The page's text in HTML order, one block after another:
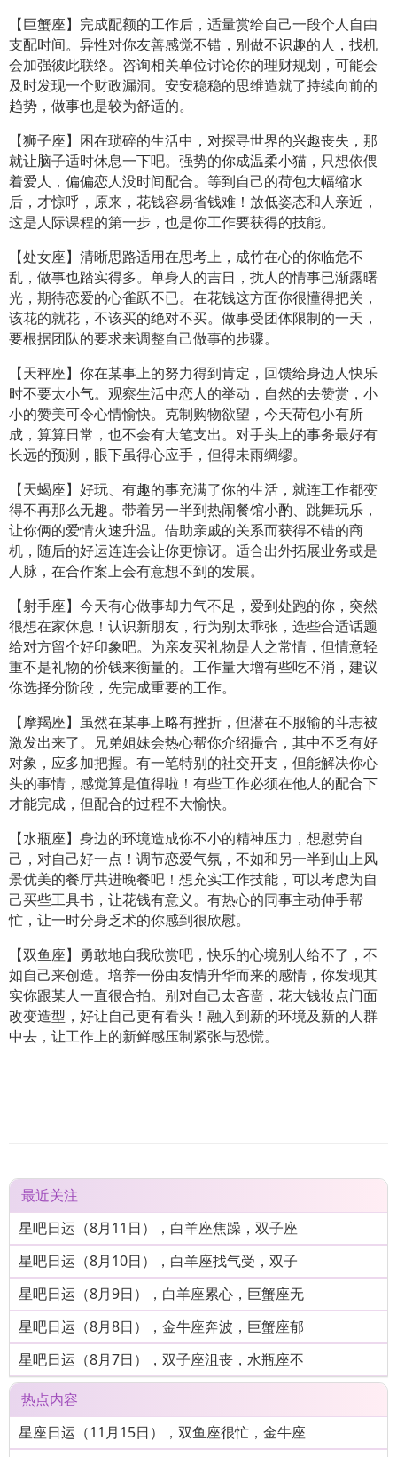
【巨蟹座】完成配额的工作后，适量赏给自己一段个人自由
支配时间。异性对你友善感觉不错，别做不识趣的人，找机
会加强彼此联络。咨询相关单位讨论你的理财规划，可能会
及时发现一个财政漏洞。安安稳稳的思维造就了持续向前的
趋势，做事也是较为舒适的。
【狮子座】困在琐碎的生活中，对探寻世界的兴趣丧失，那
就让脑子适时休息一下吧。强势的你成温柔小猫，只想依偎
着爱人，偏偏恋人没时间配合。等到自己的荷包大幅缩水
后，才惊呼，原来，花钱容易省钱难！放低姿态和人亲近，
这是人际课程的第一步，也是你工作要获得的技能。
【处女座】清晰思路适用在思考上，成竹在心的你临危不
乱，做事也踏实得多。单身人的吉日，扰人的情事已渐露曙
光，期待恋爱的心雀跃不已。在花钱这方面你很懂得把关，
该花的就花，不该买的绝对不买。做事受团体限制的一天，
要根据团队的要求来调整自己做事的步骤。
【天秤座】你在某事上的努力得到肯定，回馈给身边人快乐
时不要太小气。观察生活中恋人的举动，自然的去赞赏，小
小的赞美可令心情愉快。克制购物欲望，今天荷包小有所
成，算算日常，也不会有大笔支出。对手头上的事务最好有
长远的预测，眼下虽得心应手，但得未雨绸缪。
【天蝎座】好玩、有趣的事充满了你的生活，就连工作都变
得不再那么无趣。带着另一半到热闹餐馆小酌、跳舞玩乐，
让你俩的爱情火速升温。借助亲戚的关系而获得不错的商
机，随后的好运连连会让你更惊讶。适合出外拓展业务或是
人脉，在合作案上会有意想不到的发展。
【射手座】今天有心做事却力气不足，爱到处跑的你，突然
很想在家休息！认识新朋友，行为别太乖张，选些合适话题
给对方留个好印象吧。为亲友买礼物是人之常情，但情意轻
重不是礼物的价钱来衡量的。工作量大增有些吃不消，建议
你选择分阶段，先完成重要的工作。
【摩羯座】虽然在某事上略有挫折，但潜在不服输的斗志被
激发出来了。兄弟姐妹会热心帮你介绍撮合，其中不乏有好
对象，应多加把握。有一笔特别的社交开支，但能解决你心
头的事情，感觉算是值得啦！有些工作必须在他人的配合下
才能完成，但配合的过程不大愉快。
【水瓶座】身边的环境造成你不小的精神压力，想慰劳自
己，对自己好一点！调节恋爱气氛，不如和另一半到山上风
景优美的餐厅共进晚餐吧！想充实工作技能，可以考虑为自
己买些工具书，让花钱有意义。有热心的同事主动伸手帮
忙，让一时分身乏术的你感到很欣慰。
【双鱼座】勇敢地自我欣赏吧，快乐的心境别人给不了，不
如自己来创造。培养一份由友情升华而来的感情，你发现其
实你跟某人一直很合拍。别对自己太吝啬，花大钱妆点门面
改变造型，好让自己更有看头！融入到新的环境及新的人群
中去，让工作上的新鲜感压制紧张与恐慌。
最近关注
星吧日运（8月11日），白羊座焦躁，双子座
星吧日运（8月10日），白羊座找气受，双子
星吧日运（8月9日），白羊座累心，巨蟹座无
星吧日运（8月8日），金牛座奔波，巨蟹座郁
星吧日运（8月7日），双子座沮丧，水瓶座不
热点内容
星座日运（11月15日），双鱼座很忙，金牛座